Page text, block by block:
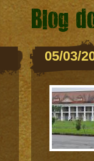
Blog
05/03/